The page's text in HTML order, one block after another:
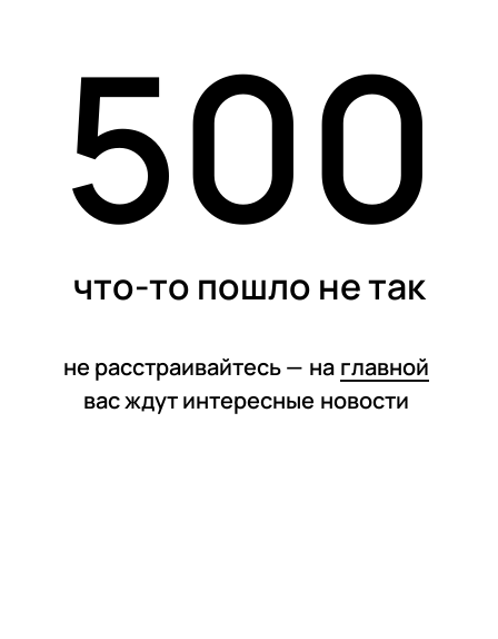
статьи
500
что-то пошло не так
не расстраивайтесь — на главной
вас ждут интересные новости